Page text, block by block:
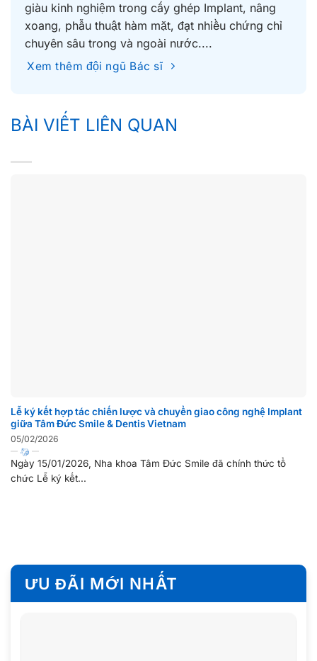
giàu kinh nghiệm trong cấy ghép Implant, nâng
xoang, phẫu thuật hàm mặt, đạt nhiều chứng chỉ
chuyên sâu trong và ngoài nước....
Xem thêm đội ngũ Bác sĩ
BÀI VIẾT LIÊN QUAN
Lễ ký kết hợp tác chiến lược và chuyển giao công nghệ Implant
giữa Tâm Đức Smile & Dentis Vietnam
05/02/2026
Ngày 15/01/2026, Nha khoa Tâm Đức Smile đã chính thức tổ
chức Lễ ký kết...
ƯU ĐÃI MỚI NHẤT